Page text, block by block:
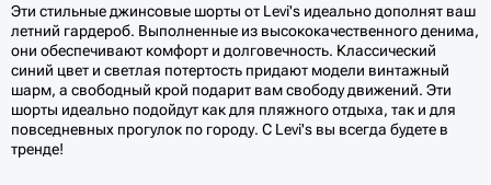
Эти стильные джинсовые шорты от Levi's идеально дополнят ваш
летний гардероб. Выполненные из высококачественного денима,
они обеспечивают комфорт и долговечность. Классический
синий цвет и светлая потертость придают модели винтажный
шарм, а свободный крой подарит вам свободу движений. Эти
шорты идеально подойдут как для пляжного отдыха, так и для
повседневных прогулок по городу. С Levi's вы всегда будете в
тренде!